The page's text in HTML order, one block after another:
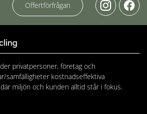
Offertförfrågan
privatpersoner, företag och
samfälligheter kostnadseffektiva
miljön och kunden alltid står i fokus.